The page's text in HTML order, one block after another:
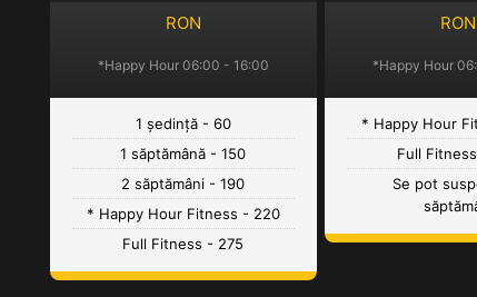
RON
*Happy Hour 06:00 - 16:00
1 ședință - 60
1 săptămână - 150
2 săptămâni - 190
* Happy Hour Fitness - 220
Full Fitness - 275
RON
*Happy Hour
* Happy Hour
Full
Se pot